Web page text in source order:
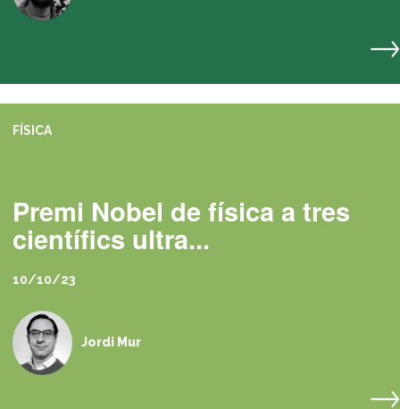
FÍSICA
Premi Nobel de física a tres
científics ultra...
10/10/23
Jordi Mur